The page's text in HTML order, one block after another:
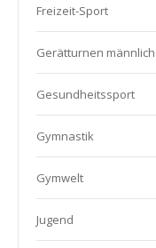
Freizeit-Sport
Gerätturnen männlich
Gesundheitssport
Gymnastik
Gymwelt
Jugend